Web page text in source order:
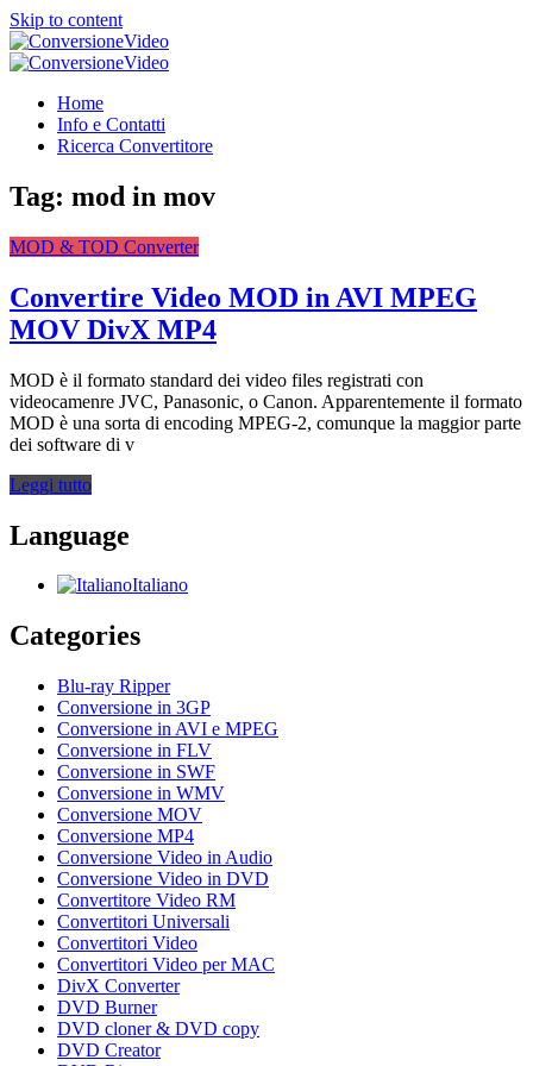
Skip to content
ConversioneVideo
Video Converter Software Offline App
Home
Info e Contatti
Ricerca Convertitore
Tag: mod in mov
MOD & TOD Converter
Convertire Video MOD in AVI MPEG
MOV DivX MP4
MOD è il formato standard dei video files registrati con
videocamenre JVC, Panasonic, o Canon. Apparentemente il formato
MOD è una sorta di encoding MPEG-2, comunque la maggior parte
dei software di v
Leggi tutto
Language
Italiano
Categories
Blu-ray Ripper
Conversione in 3GP
Conversione in AVI e MPEG
Conversione in FLV
Conversione in SWF
Conversione in WMV
Conversione MOV
Conversione MP4
Conversione Video in Audio
Conversione Video in DVD
Convertitore Video RM
Convertitori Universali
Convertitori Video
Convertitori Video per MAC
DivX Converter
DVD Burner
DVD cloner & DVD copy
DVD Creator